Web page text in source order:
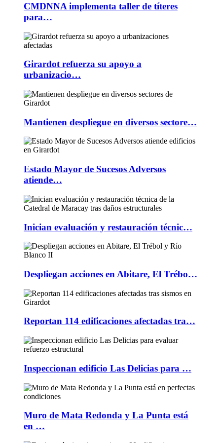
CMDNNA implementa taller de títeres
para…
Girardot refuerza su apoyo a
urbanizacio…
Mantienen despliegue en diversos sectore…
Estado Mayor de Sucesos Adversos
atiende…
Inician evaluación y restauración técnic…
Despliegan acciones en Abitare, El Trébo…
Reportan 114 edificaciones afectadas tra…
Inspeccionan edificio Las Delicias para …
Muro de Mata Redonda y La Punta está
en …